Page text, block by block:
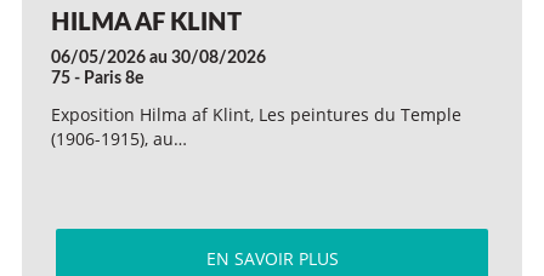
HILMA AF KLINT
06/05/2026 au 30/08/2026
75 - Paris 8e
Exposition Hilma af Klint, Les peintures du Temple
(1906-1915), au…
EN SAVOIR PLUS